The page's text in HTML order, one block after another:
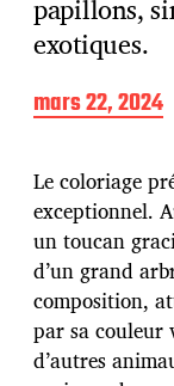
papillons,
exotiques.
D
a
e
d
e
p
u
b
l
i
c
mars 22, 2024
Le coloriage
exceptionnel.
un toucan
d’un grand
composition,
par sa couleur
d’autres